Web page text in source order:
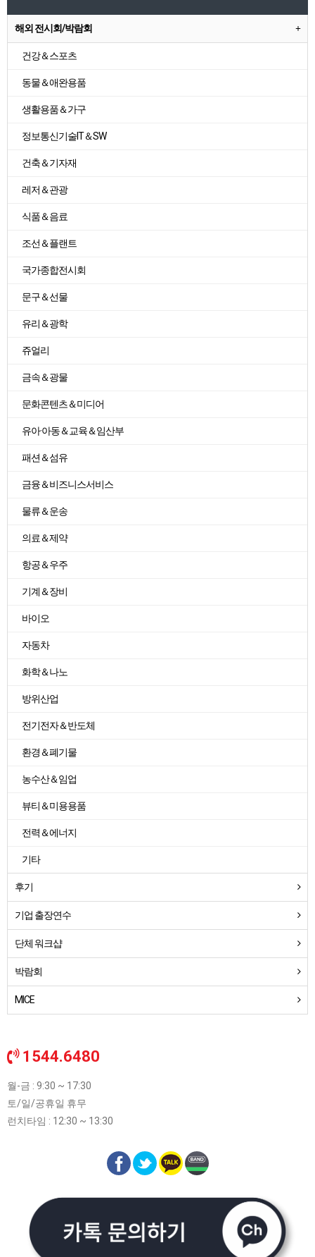
해외 전시회/박람회
건강＆스포츠
동물＆애완용품
생활용품＆가구
정보통신기술IT＆SW
건축＆기자재
레저＆관광
식품＆음료
조선＆플랜트
국가종합전시회
문구＆선물
유리＆광학
쥬얼리
금속＆광물
문화콘텐츠＆미디어
유아·아동＆교육＆임산부
패션＆섬유
금융＆비즈니스서비스
물류＆운송
의료＆제약
항공＆우주
기계＆장비
바이오
자동차
화학＆나노
방위산업
전기전자＆반도체
환경＆폐기물
농수산＆임업
뷰티＆미용용품
전력＆에너지
기타
후기
기업 출장연수
단체 워크샵
박람회
MICE
1544.6480
월-금 : 9:30 ~ 17:30
토/일/공휴일 휴무
런치타임 : 12:30 ~ 13:30